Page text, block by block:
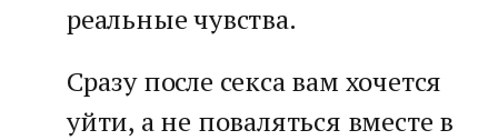
реальные чувства.
Сразу после секса вам хочется
уйти, а не поваляться вместе в